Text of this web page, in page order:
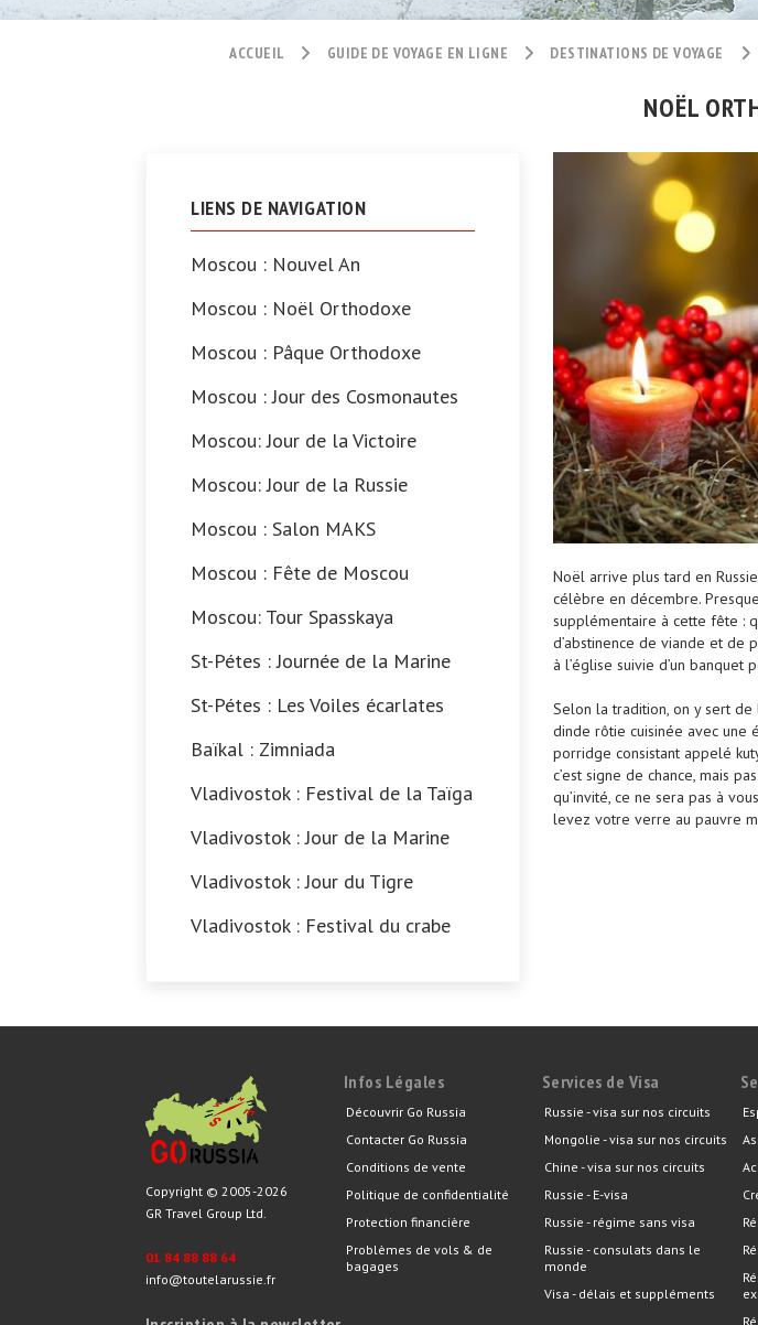
ACCUEIL GUIDE DE VOYAGE EN LIGNE DESTINATIONS DE VOYAGE
NOËL
LIENS DE NAVIGATION
Moscou : Nouvel An
Moscou : Noël Orthodoxe
Moscou : Pâque Orthodoxe
Moscou : Jour des Cosmonautes
Moscou: Jour de la Victoire
Moscou: Jour de la Russie
Moscou : Salon MAKS
Moscou : Fête de Moscou
Moscou: Tour Spasskaya
St-Pétes : Journée de la Marine
St-Pétes : Les Voiles écarlates
Baïkal : Zimniada
Vladivostok : Festival de la Taïga
Vladivostok : Jour de la Marine
Vladivostok : Jour du Tigre
Vladivostok : Festival du crabe
Noël arrive plus tard en
célèbre en décembre.
supplémentaire à cette fête :
d’abstinence de viande et de
à l’église suivie d’un
Selon la tradition, on y sert
dinde rôtie cuisinée avec une
porridge consistant appelé
c’est signe de chance, mais
qu’invité, ce ne sera pas à
levez votre verre au pauvre
Copyright © 2005-2026
GR Travel Group Ltd.
01 84 88 88 64
info@toutelarussie.fr
Infos Légales
Découvrir Go Russia
Contacter Go Russia
Conditions de vente
Politique de confidentialité
Protection financière
Problèmes de vols & de
bagages
Services de Visa
Russie - visa sur nos circuits
Mongolie - visa sur nos circuits
Chine - visa sur nos circuits
Russie - E-visa
Russie - régime sans visa
Russie - consulats dans le
monde
Visa - délais et suppléments